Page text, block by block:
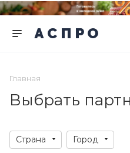
Главная
Выбрать
Страна Город